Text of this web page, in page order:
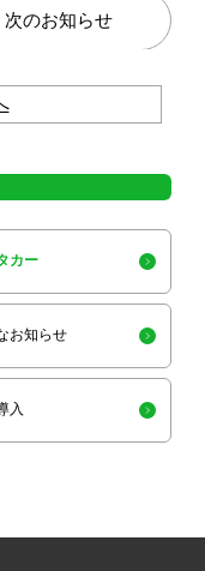
次のお知らせ
カー
お知らせ
入